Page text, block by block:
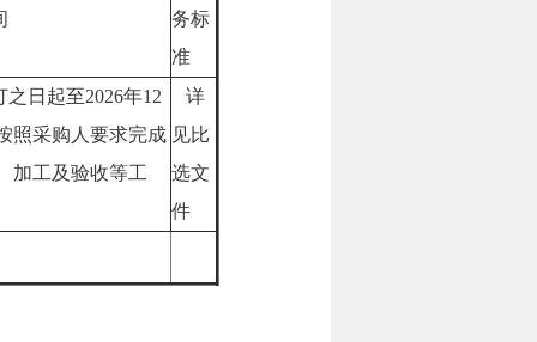
务标
准
日起至2026年12
照采购人要求完成
加工及验收等工
详
见比
选文
件